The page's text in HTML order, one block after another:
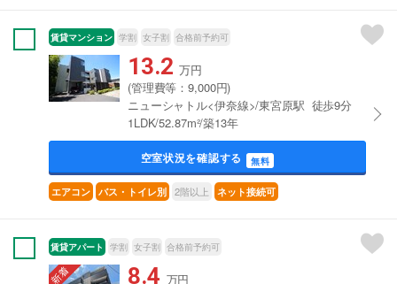
賃貸マンション 学割 女子割 合格前予約可
13.2 万円
(管理費等：9,000円)
ニューシャトル<伊奈線>/東宮原駅 徒歩9分
1LDK/52.87m²/築13年
空室状況を確認する 無料
エアコン バス・トイレ別 2階以上 ネット接続可
賃貸アパート 学割 女子割 合格前予約可
8.4 万円